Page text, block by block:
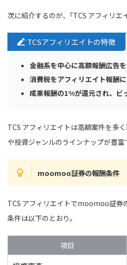
次に紹介するのが、｢TCS アフィリエ
TCSアフィリエイトの特徴
金融系を中心に高額報酬広告
消費税をアフィリエイト報酬
成果報酬の1%が還元され、ビ
TCS アフィリエイトは高額案件を多
や投資ジャンルのラインナップが豊富
moomoo証券の報酬条件
TCS アフィリエイトでmoomoo証券
条件は以下のとおり。
項目